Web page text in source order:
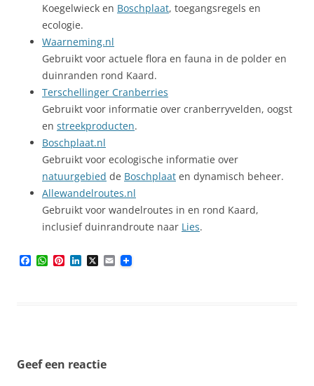
Koegelwieck en Boschplaat, toegangsregels en
ecologie.
Waarneming.nl
Gebruikt voor actuele flora en fauna in de polder en
duinranden rond Kaard.
Terschellinger Cranberries
Gebruikt voor informatie over cranberryvelden, oogst
en streekproducten.
Boschplaat.nl
Gebruikt voor ecologische informatie over
natuurgebied de Boschplaat en dynamisch beheer.
Allewandelroutes.nl
Gebruikt voor wandelroutes in en rond Kaard,
inclusief duinrandroute naar Lies.
W P X E
m
Geef een reactie